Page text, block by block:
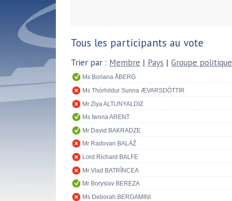
Tous les participants au vote
Trier par : Membre | Pays | Groupe politique
Ms Boriana ÅBERG
Ms Thórhildur Sunna ÆVARSDÓTTIR
Mr Ziya ALTUNYALDIZ
Ms Iwona ARENT
Mr David BAKRADZE
Mr Radovan BALÁŽ
Lord Richard BALFE
Mr Vlad BATRÎNCEA
Mr Boryslav BEREZA
Ms Deborah BERGAMINI